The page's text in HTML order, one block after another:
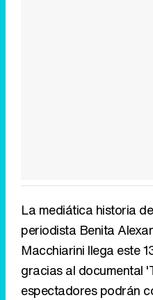
La mediática historia
periodista Benita
Macchiarini llega este
gracias al documental
espectadores podrán